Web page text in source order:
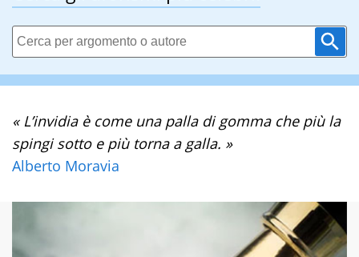
« L’invidia è come una palla di gomma che più la
spingi sotto e più torna a galla. »
Alberto Moravia